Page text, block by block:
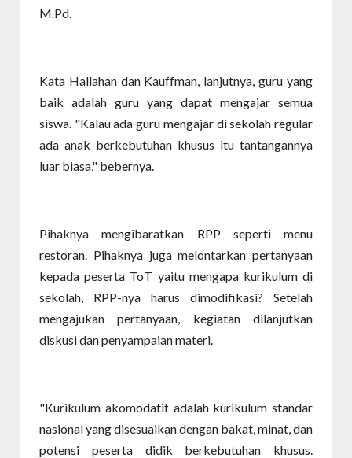
M.Pd.
Kata Hallahan dan Kauffman, lanjutnya, guru yang
baik adalah guru yang dapat mengajar semua
siswa. "Kalau ada guru mengajar di sekolah regular
ada anak berkebutuhan khusus itu tantangannya
luar biasa," bebernya.
Pihaknya mengibaratkan RPP seperti menu
restoran. Pihaknya juga melontarkan pertanyaan
kepada peserta ToT yaitu mengapa kurikulum di
sekolah, RPP-nya harus dimodifikasi? Setelah
mengajukan pertanyaan, kegiatan dilanjutkan
diskusi dan penyampaian materi.
"Kurikulum akomodatif adalah kurikulum standar
nasional yang disesuaikan dengan bakat, minat, dan
potensi peserta didik berkebutuhan khusus.